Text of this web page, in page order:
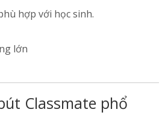
hợp với học sinh.
lớn
Classmate phổ